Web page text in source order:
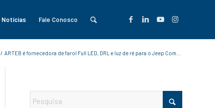
Notícias Fale Conosco
/ ARTEB é fornecedora de farol Full LED, DRL e luz de ré para o Jeep Com...